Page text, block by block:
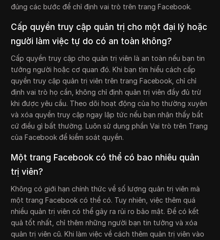
đúng các bước để chỉ định vai trò trên trang Facebook.
Cấp quyền truy cập quản trị cho một đại lý hoặc
người làm việc tự do có an toàn không?
Cấp quyền truy cập cho quản trị viên là an toàn nếu bạn tin
tưởng người hoặc cơ quan đó. Khi bạn tìm hiểu cách cấp
quyền truy cập quản trị viên trên trang Facebook, chỉ chỉ
định vai trò họ cần, không chỉ định quản trị viên đầy đủ trừ
khi được yêu cầu. Theo dõi hoạt động của họ thường xuyên
và xóa quyền truy cập ngay lập tức nếu bạn nhận thấy bất
cứ điều gì bất thường. Luôn sử dụng phần Vai trò trên Trang
của Facebook để kiểm soát quyền.
Một trang Facebook có thể có bao nhiêu quản
trị viên?
Không có giới hạn chính thức về số lượng quản trị viên mà
một trang Facebook có thể có. Tuy nhiên, việc thêm quá
nhiều quản trị viên có thể gây ra rủi ro bảo mật. Để có kết
quả tốt nhất, chỉ thêm những người bạn tin tưởng và xóa
quản trị viên cũ. Khi làm việc về cách thêm quản trị viên vào